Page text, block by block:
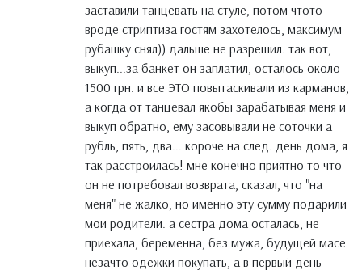
заставили танцевать на стуле, потом чтото
вроде стриптиза гостям захотелось, максимум
рубашку снял)) дальше не разрешил. так вот,
выкуп...за банкет он заплатил, осталось около
1500 грн. и все ЭТО повытаскивали из карманов,
а когда от танцевал якобы зарабатывая меня и
выкуп обратно, ему засовывали не соточки а
рубль, пять, два... короче на след. день дома, я
так расстроилась! мне конечно приятно то что
он не потребовал возврата, сказал, что "на
меня" не жалко, но именно эту сумму подарили
мои родители. а сестра дома осталась, не
приехала, беременна, без мужа, будущей масе
незачто одежки покупать, а в первый день